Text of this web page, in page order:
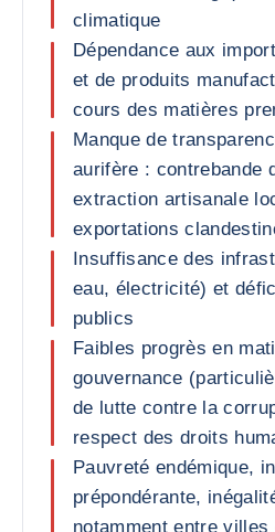
climatique
Dépendance aux
et de produits
cours des matières
Manque de
aurifère : contrebande
extraction artisanale
exportations
Insuffisance des
eau, électricité) et
publics
Faibles progrès en
gouvernance
de lutte contre la
respect des droits
Pauvreté endémique,
prépondérante,
notamment entre villes